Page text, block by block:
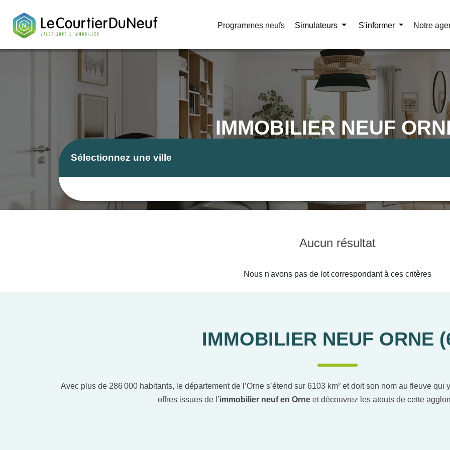
Programmes neufs Simulateurs S'informer Notre
Programmes neufs Simulateurs S'informer Notre
IMMOBILIER NEUF
Sélectionnez une ville
Aucun résultat
Nous n'avons pas de lot correspondant à ces critères
IMMOBILIER NEUF ORNE
Avec plus de 286 000 habitants, le département de l’Orne s’étend sur 6103 km² et doit son nom au fleuve
offres issues de l’immobilier neuf en Orneet découvrez les atouts de cette